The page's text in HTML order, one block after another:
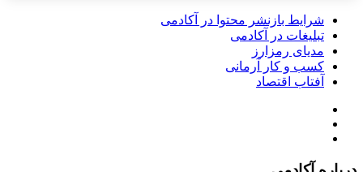
شرایط بازنشر محتوا در آکادمی
تبلیغات در آکادمی
مدیای رمزارز
کسب و کار آرمانی
آفتاب اقتصاد